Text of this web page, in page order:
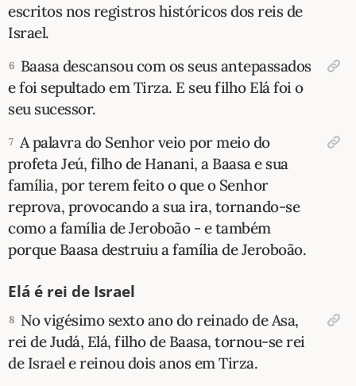
PERGUNTE À BÍBLIA IA
TERMO BÍBLICO
QUEM SOMOS
LOJA BÍBLIAON
escritos nos registros históricos dos reis de
Israel.
6 Baasa descansou com os seus antepassados
e foi sepultado em Tirza. E seu filho Elá foi o
seu sucessor.
7 A palavra do Senhor veio por meio do
profeta Jeú, filho de Hanani, a Baasa e sua
família, por terem feito o que o Senhor
reprova, provocando a sua ira, tornando-se
como a família de Jeroboão - e também
porque Baasa destruiu a família de Jeroboão.
Elá é rei de Israel
8 No vigésimo sexto ano do reinado de Asa,
rei de Judá, Elá, filho de Baasa, tornou-se rei
de Israel e reinou dois anos em Tirza.